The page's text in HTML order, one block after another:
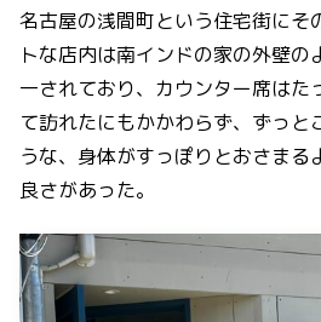
名古屋の浅間町という住宅街にそ
トな店内は南インドの家の外壁
一されており、カウンター席はた
て訪れたにもかかわらず、ずっと
うな、身体がすっぽりとおさまる
良さがあった。